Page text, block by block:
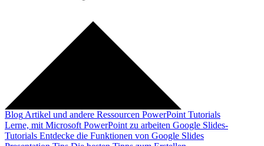
Blog Artikel und andere Ressourcen PowerPoint Tutorials
Lerne, mit Microsoft PowerPoint zu arbeiten Google Slides-
Tutorials Entdecke die Funktionen von Google Slides